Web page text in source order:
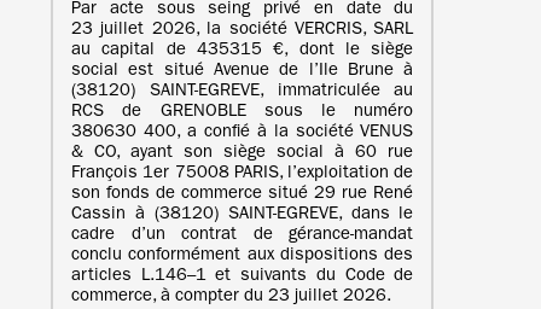
Par acte sous seing privé en date du
23 juillet 2026, la société VERCRIS, SARL
au capital de 435315 €, dont le siège
social est situé Avenue de l’Ile Brune à
(38120) SAINT-EGREVE, immatriculée au
RCS de GRENOBLE sous le numéro
380630 400, a confié à la société VENUS
& CO, ayant son siège social à 60 rue
François 1er 75008 PARIS, l’exploitation de
son fonds de commerce situé 29 rue René
Cassin à (38120) SAINT-EGREVE, dans le
cadre d’un contrat de gérance-mandat
conclu conformément aux dispositions des
articles L.146–1 et suivants du Code de
commerce, à compter du 23 juillet 2026.